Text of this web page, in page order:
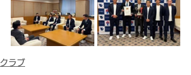
クラブ